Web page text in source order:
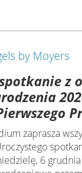
z
zaprasza
6